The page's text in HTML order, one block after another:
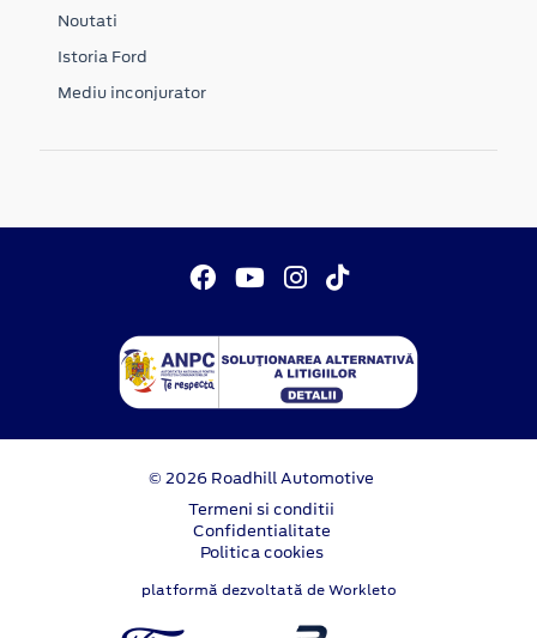
Noutati
Istoria Ford
Mediu inconjurator
© 2026 Roadhill Automotive
Termeni si conditii
Confidentialitate
Politica cookies
platformă dezvoltată de Workleto